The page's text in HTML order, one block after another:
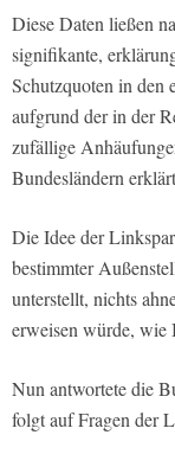
Diese Daten ließen
signifikante,
Schutzquoten in den
aufgrund der in der
zufällige
Bundesländern
Die Idee der
bestimmter
unterstellt, nichts
erweisen würde, wie
Nun antwortete die
folgt auf Fragen der